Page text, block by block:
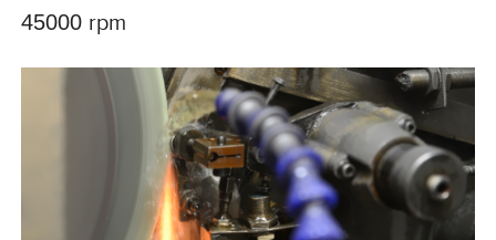
45000 rpm